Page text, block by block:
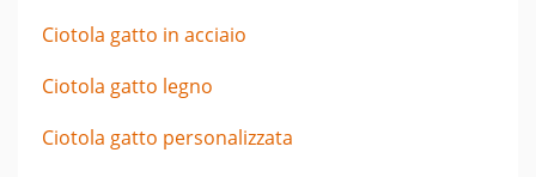
Ciotola gatto in acciaio
Ciotola gatto legno
Ciotola gatto personalizzata